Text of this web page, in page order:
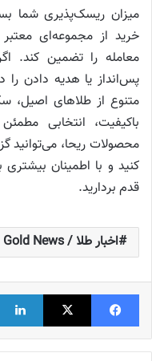
میزان ریسک‌پذیری شما
خرید از مجموعه‌ای
معامله را تضمین کند.
پس‌انداز یا هدیه دادن را
متنوع از طلاهای اصیل،
باکیفیت، انتخابی
محصولات ریحا، می‌توانید
کنید و با اطمینان
قدم بردارید.
اخبار طلا / Gold News
فیس بوک X